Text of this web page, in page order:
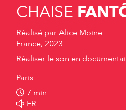
CHAISE
Réalisé parAlice Moine
France, 2023
Réaliser le son en
Paris
7 min
FR